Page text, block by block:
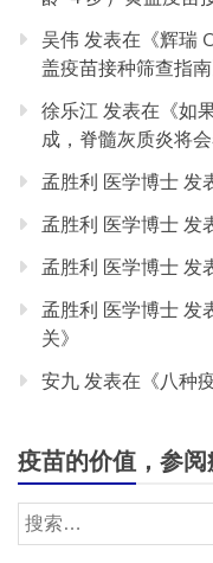
吴伟 发表在《辉瑞
盖疫苗接种筛查指南
徐乐江 发表在《如
成，脊髓灰质炎将会
孟胜利 医学博士 发
孟胜利 医学博士 发
孟胜利 医学博士 发
孟胜利 医学博士 发
关》
安九 发表在《八种
疫苗的价值，参阅
搜
索：